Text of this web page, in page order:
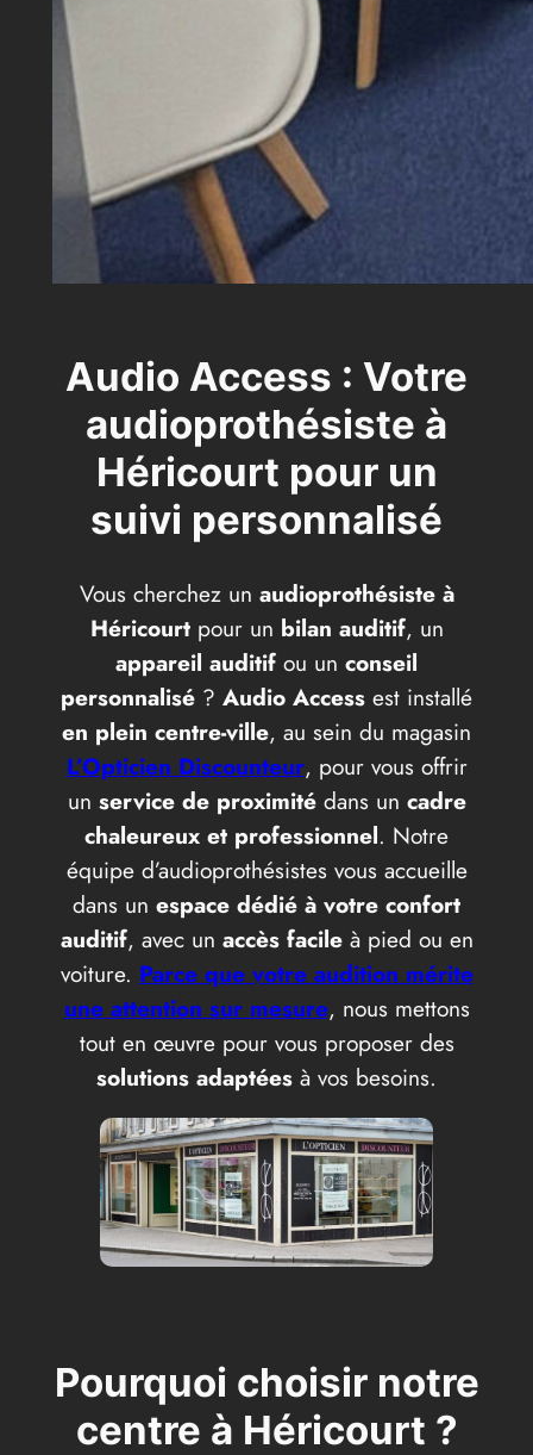
Audio Access : Votre
audioprothésiste à
Héricourt pour un
suivi personnalisé
Vous cherchez un audioprothésiste à
Héricourtpour un bilan auditif, un
appareil auditif ou un conseil
personnalisé ? Audio Access est installé
en plein centre-ville, au sein du magasin
L’Opticien Discounteur, pour vous offrir
un service de proximitédans un cadre
chaleureux et professionnel. Notre
équipe d’audioprothésistes vous accueille
dans un espace dédié à votre confort
auditif, avec un accès facileà pied ou en
voiture. Parce que votre audition mérite
une attention sur mesure, nous mettons
tout en œuvre pour vous proposer des
solutions adaptées à vos besoins.
Pourquoi choisir notre
centre à Héricourt ?